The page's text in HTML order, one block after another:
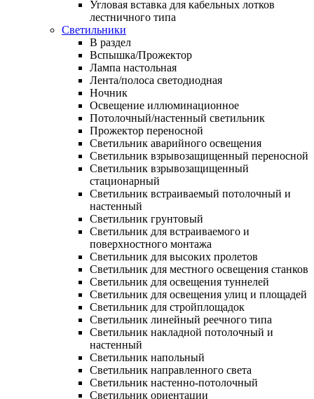
Угловая вставка для кабельных лотков
лестничного типа
Светильники
В раздел
Вспышка/Прожектор
Лампа настольная
Лента/полоса светодиодная
Ночник
Освещение иллюминационное
Потолочный/настенный светильник
Прожектор переносной
Светильник аварийного освещения
Светильник взрывозащищенный переносной
Светильник взрывозащищенный
стационарный
Светильник встраиваемый потолочный и
настенный
Светильник грунтовый
Светильник для встраиваемого и
поверхностного монтажа
Светильник для высоких пролетов
Светильник для местного освещения станков
Светильник для освещения туннелей
Светильник для освещения улиц и площадей
Светильник для стройплощадок
Светильник линейный реечного типа
Светильник накладной потолочный и
настенный
Светильник напольный
Светильник направленного света
Светильник настенно-потолочный
Светильник ориентации